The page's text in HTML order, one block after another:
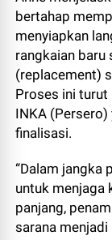
bertahap
menyiapkan
rangkaian
(replacement)
Proses ini turut
INKA
finalisasi.
“Dalam jangka
untuk menjaga
panjang,
sarana